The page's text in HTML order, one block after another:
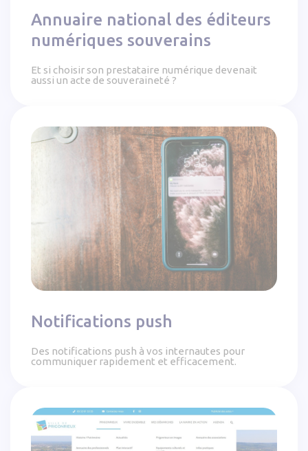
Annuaire national des éditeurs
numériques souverains
Et si choisir son prestataire numérique devenait
aussi un acte de souveraineté ?
Notifications push
Notifications push
Des notifications push à vos internautes pour
communiquer rapidement et efficacement.
Ville de Prigonrieux - Étude de cas